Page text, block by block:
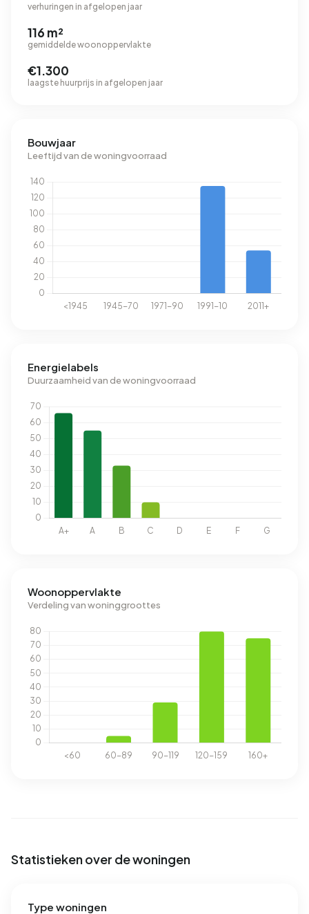
verhuringen in afgelopen jaar
116 m²
gemiddelde woonoppervlakte
€1.300
laagste huurprijs in afgelopen jaar
Bouwjaar
Leeftijd van de woningvoorraad
Energielabels
Duurzaamheid van de woningvoorraad
Woonoppervlakte
Verdeling van woninggroottes
Statistieken over de woningen
Type woningen